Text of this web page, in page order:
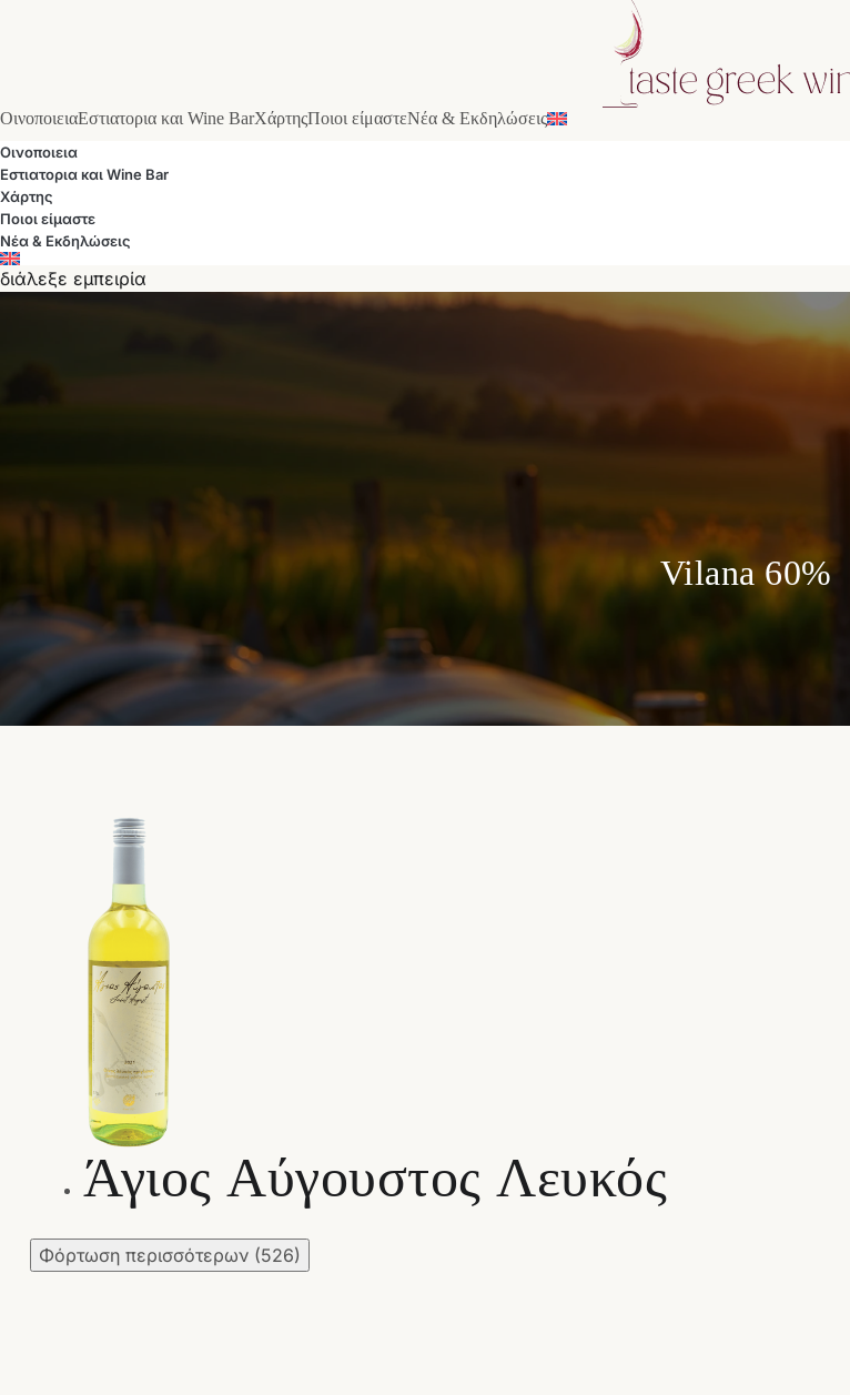
ΟινοποιειαΕστιατορια και Wine BarΧάρτηςΠοιοι είμαστεΝέα & Εκδηλώσεις
Οινοποιεια
Εστιατορια και Wine Bar
Χάρτης
Ποιοι είμαστε
Νέα & Εκδηλώσεις
διάλεξε εμπειρία
Vilana 60%
Άγιος Αύγουστος Λευκός
Φόρτωση περισσότερων (526)